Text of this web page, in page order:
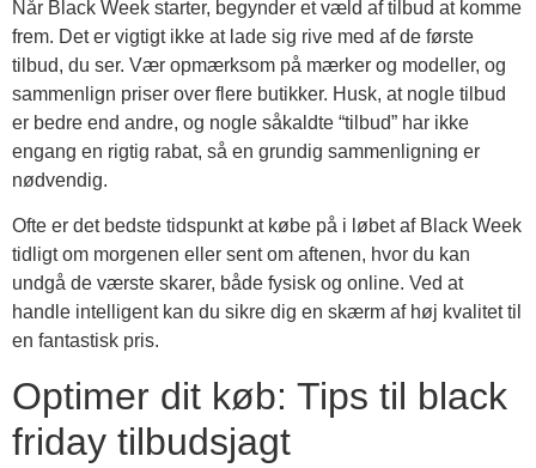
Når Black Week starter, begynder et væld af tilbud at komme
frem. Det er vigtigt ikke at lade sig rive med af de første
tilbud, du ser. Vær opmærksom på mærker og modeller, og
sammenlign priser over flere butikker. Husk, at nogle tilbud
er bedre end andre, og nogle såkaldte “tilbud” har ikke
engang en rigtig rabat, så en grundig sammenligning er
nødvendig.
Ofte er det bedste tidspunkt at købe på i løbet af Black Week
tidligt om morgenen eller sent om aftenen, hvor du kan
undgå de værste skarer, både fysisk og online. Ved at
handle intelligent kan du sikre dig en skærm af høj kvalitet til
en fantastisk pris.
Optimer dit køb: Tips til black
friday tilbudsjagt